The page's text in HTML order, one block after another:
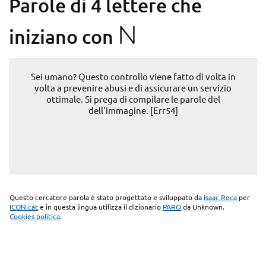
Parole di 4 lettere che
iniziano con N
Sei umano? Questo controllo viene fatto di volta in
volta a prevenire abusi e di assicurare un servizio
ottimale. Si prega di compilare le parole del
dell'immagine. [Err54]
Questo cercatore parola è stato progettato e sviluppato da Isaac Roca per
ICON.cate in questa lingua utilizza il dizionario PAROda Unknown.
Cookies politica.